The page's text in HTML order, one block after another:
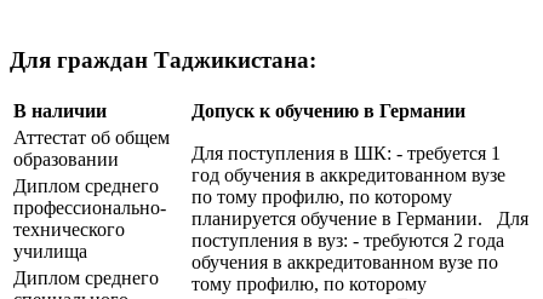
Для граждан Таджикистана:
В наличии
Допуск к обучению в Германии
Аттестат об общем
образовании
Для поступления в ШК: - требуется 1
год обучения в аккредитованном вузе
по тому профилю, по которому
планируется обучение в Германии. Для
поступления в вуз: - требуются 2 года
обучения в аккредитованном вузе по
тому профилю, по которому
Диплом среднего
профессионально-
технического
училища
Диплом среднего